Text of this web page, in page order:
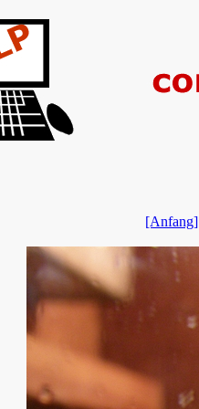
[Anfang]